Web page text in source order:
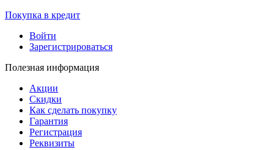
Покупка в кредит
Войти
Зарегистрироваться
Полезная информация
Акции
Скидки
Как сделать покупку
Гарантия
Регистрация
Реквизиты